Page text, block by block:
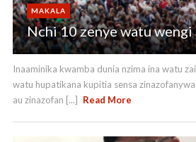
MAKALA
Nchi 10 zenye watu
Inaaminika kwamba dunia nzima ina watu
watu hupatikana kupitia sensa
au zinazofan [...]
Read More